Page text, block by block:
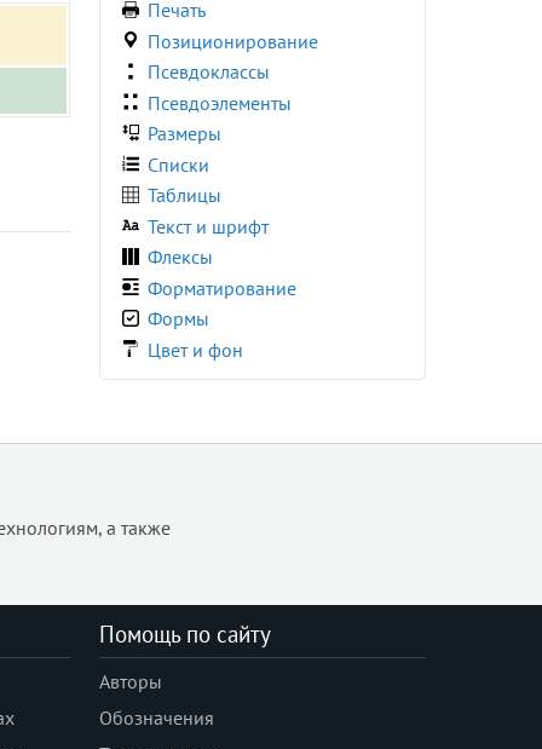
border-inline
border-inline-color
border-inline-end
border-inline-end-color
border-inline-end-style
border-inline-end-width
border-inline-start
border-inline-start-color
border-inline-start-style
border-inline-start-width
border-inline-style
border-inline-width
border-radius
border-right-width
border-spacing
border-start-end-radius
Печать
Позиционирование
Псевдоклассы
Псевдоэлементы
Размеры
Списки
Таблицы
Текст и шрифт
Флексы
Форматирование
Формы
Цвет и фон
а также
Помощь по сайту
Авторы
Обозначения